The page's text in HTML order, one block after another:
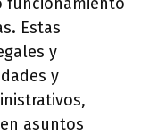
Estas
y
y
asuntos